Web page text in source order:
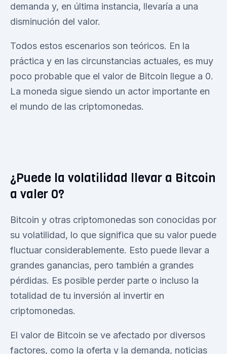
demanda y, en última instancia, llevaría a una
disminución del valor.
Todos estos escenarios son teóricos. En la
práctica y en las circunstancias actuales, es muy
poco probable que el valor de Bitcoin llegue a 0.
La moneda sigue siendo un actor importante en
el mundo de las criptomonedas.
¿Puede la volatilidad llevar a Bitcoin
a valer 0?
Bitcoin y otras criptomonedas son conocidas por
su volatilidad, lo que significa que su valor puede
fluctuar considerablemente. Esto puede llevar a
grandes ganancias, pero también a grandes
pérdidas. Es posible perder parte o incluso la
totalidad de tu inversión al invertir en
criptomonedas.
El valor de Bitcoin se ve afectado por diversos
factores, como la oferta y la demanda, noticias